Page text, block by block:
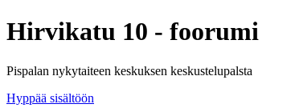
Hirvikatu 10 - foorumi
Pispalan nykytaiteen keskuksen keskustelupalsta
Hyppää sisältöön